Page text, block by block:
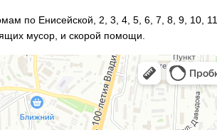
по Енисейской, 2, 3, 4, 5, 6, 7, 8, 9, 10,
мусор, и скорой помощи.